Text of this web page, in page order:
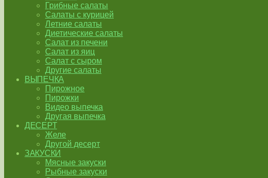
Грибные салаты
Салаты с курицей
Летние салаты
Диетические салаты
Салат из печени
Салат из яиц
Салат с сыром
Другие салаты
ВЫПЕЧКА
Пирожное
Пирожки
Видео выпечка
Другая выпечка
ДЕСЕРТ
Желе
Другой десерт
ЗАКУСКИ
Мясные закуски
Рыбные закуски